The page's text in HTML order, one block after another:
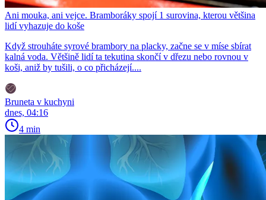
Ani mouka, ani vejce. Bramboráky spojí 1 surovina, kterou většina
lidí vyhazuje do koše
Když strouháte syrové brambory na placky, začne se v míse sbírat
kalná voda. Většině lidí ta tekutina skončí v dřezu nebo rovnou v
koši, aniž by tušili, o co přicházejí....
Bruneta v kuchyni
dnes, 04:16
4 min